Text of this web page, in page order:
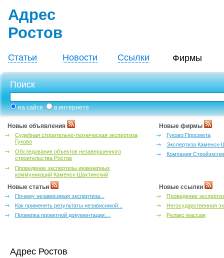
Адрес
Ростов
Статьи Новости Ссылки Фирмы
Поиск
на сайте в интернете
Новые объявления
Судебная строительно-техническая экспертиза
Гуково
Обследование объектов незавершенного
строительства Ростов
Проведение экспертизы инженерных
коммуникаций Каменск-Шахтинский
Новые фирмы
Гуково Просмета
Экспертиза Каменск-
Компания
Новые статьи
Почему независимая экспертиза...
Как применять результаты независимой...
Проверка проектной документации:...
Новые ссылки
Проведение
Негосударственная
Релакс массаж
Адрес Ростов